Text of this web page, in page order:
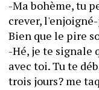
-Ma bohème, tu
crever,
Bien que le pire
-Hé, je te signale
avec toi. Tu te
trois jours? me